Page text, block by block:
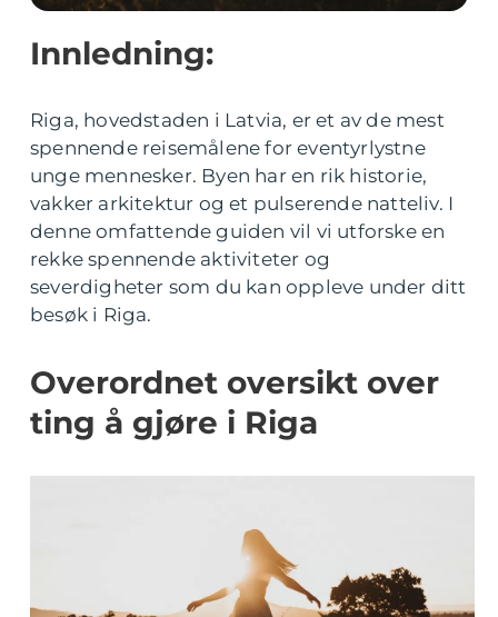
Innledning:
Riga, hovedstaden i Latvia, er et av de mest
spennende reisemålene for eventyrlystne
unge mennesker. Byen har en rik historie,
vakker arkitektur og et pulserende natteliv. I
denne omfattende guiden vil vi utforske en
rekke spennende aktiviteter og
severdigheter som du kan oppleve under ditt
besøk i Riga.
Overordnet oversikt over
ting å gjøre i Riga